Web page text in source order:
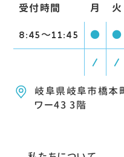
受付時間
月 火
8:45〜11:45 ● ●
/ /
岐阜県岐阜市橋本
ワー43 3階